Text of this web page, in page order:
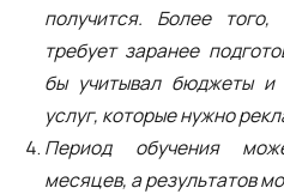
получится. Более
требует заранее
бы учитывал бюджеты и
услуг, которые нужно
Период обучения
месяцев, а результатов